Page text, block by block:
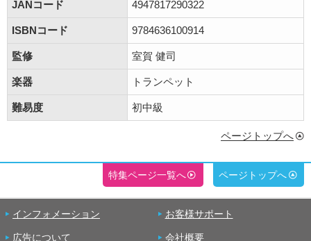
JANコード 4947817290322
ISBNコード 9784636100914
監修 室賀 健司
楽器 トランペット
難易度 初中級
ページトップへ
特集ページ一覧へ ページトップへ
インフォメーション お客様サポート
広告について 会社概要